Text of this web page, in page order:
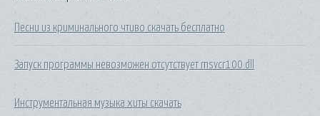
Песни из криминального чтиво скачать бесплатно
Запуск программы невозможен отсутствует msvcr100 dll
Инструментальная музыка хиты скачать